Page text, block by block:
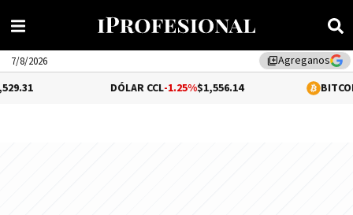
library_addAgreganos
7/8/2026
-1.25%$1,556.14 1.06%